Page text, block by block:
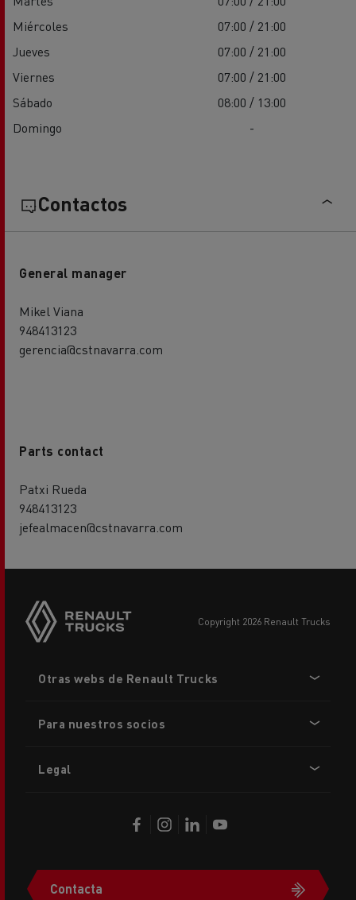
Miércoles
07:00 / 21:00
Jueves
07:00 / 21:00
Viernes
07:00 / 21:00
Sábado
08:00 / 13:00
Domingo
-
Contactos
General manager
Mikel Viana
948413123
gerencia@cstnavarra.com
Parts contact
Patxi Rueda
948413123
jefealmacen@cstnavarra.com
copyright 2026 Renault Trucks
menu
Otras webs de Renault Trucks
Para nuestros socios
Legal
Contacta